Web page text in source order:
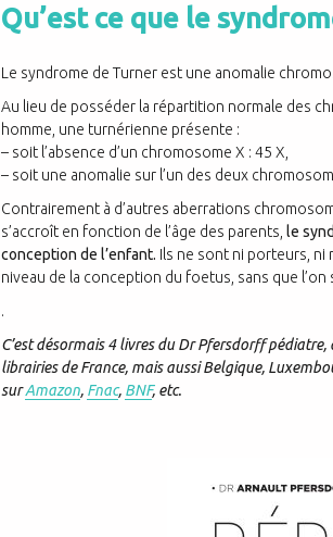
Qu’est ce que le
Le syndrome de Turner est une anomalie
Au lieu de posséder la répartition normale des
homme, une turnérienne présente :
– soit l’absence d’un chromosome X : 45 X,
– soit une anomalie sur l’un des deux
Contrairement à d’autres aberrations
s’accroît en fonction de l’âge des parents, le
conception de l’enfant. Ils ne sont ni porteurs, ni
niveau de la conception du foetus, sans que
.
C’est désormais 4 livres du Dr Pfersdorff
librairies de France, mais aussi Belgique,
surAmazon, Fnac, BNF, etc.